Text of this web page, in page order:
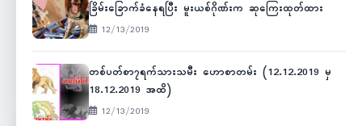
ခြိမ်းခြောက်ခံနေရပြီး မူးယစ်ဂိုဏ်းက ဆုကြေးထုတ်ထား
12/13/2019
တစ်ပတ်စာ၇ရက်သားသမီး ဟောစာတမ်း (12.12.2019 မှ
18.12.2019 အထိ)
12/13/2019
Unicode ဇော်ဂျီ